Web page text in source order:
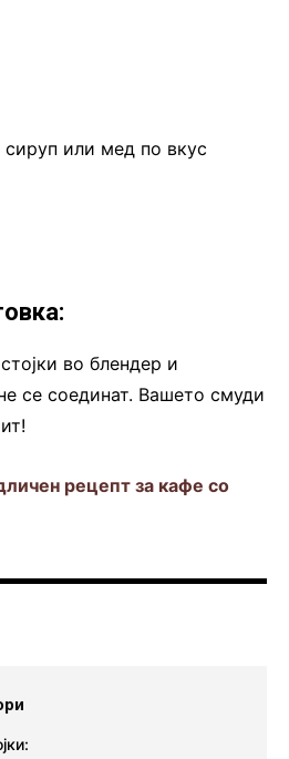
сируп или мед по вкус
во блендер и
се соединат. Вашето смуди
рецепт за кафе со